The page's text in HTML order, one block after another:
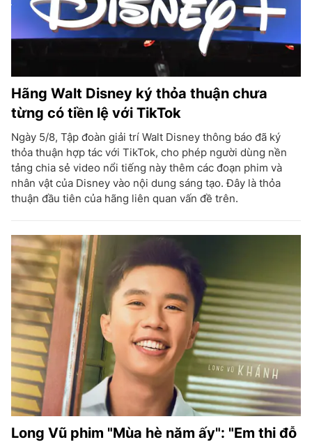
Hãng Walt Disney ký thỏa thuận chưa
từng có tiền lệ với TikTok
Ngày 5/8, Tập đoàn giải trí Walt Disney thông báo đã ký
thỏa thuận hợp tác với TikTok, cho phép người dùng nền
tảng chia sẻ video nổi tiếng này thêm các đoạn phim và
nhân vật của Disney vào nội dung sáng tạo. Đây là thỏa
thuận đầu tiên của hãng liên quan vấn đề trên.
Long Vũ phim "Mùa hè năm ấy": "Em thi đỗ